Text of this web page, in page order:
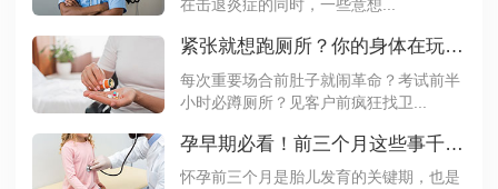
在击退炎症的同时，一些意想...
紧张就想跑厕所？你的身体在玩“情绪过山车“！
每次重要场合前肚子就闹革命？考试前半
小时必蹲厕所？见客户前疯狂找卫...
孕早期必看！前三个月这些事千万不能做
怀孕前三个月是胎儿发育的关键期，也是